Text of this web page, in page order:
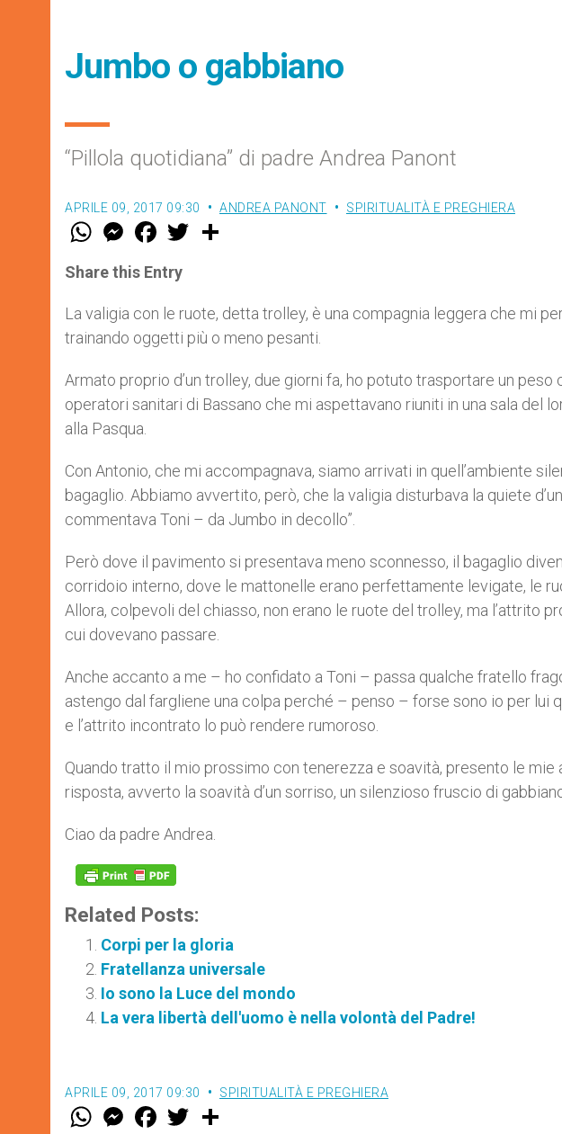
Jumbo o gabbiano
“Pillola quotidiana” di padre Andrea Panont
APRILE 09, 2017 09:30 ANDREA PANONT SPIRITUALITÀ E PREGHIERA
W
t
s
p
p
M
e
s
e
g
e
r
F
a
e
b
o
k
w
r
Share this Entry
La valigia con le ruote, detta trolley, è una compagnia leggera che mi
trainando oggetti più o meno pesanti.
Armato proprio d’un trolley, due giorni fa, ho potuto trasportare un
operatori sanitari di Bassano che mi aspettavano riuniti in una sala del
alla Pasqua.
Con Antonio, che mi accompagnava, siamo arrivati in quell’ambiente
bagaglio. Abbiamo avvertito, però, che la valigia disturbava la quiete
commentava Toni – da Jumbo in decollo”.
Però dove il pavimento si presentava meno sconnesso, il bagaglio
corridoio interno, dove le mattonelle erano perfettamente levigate, le
Allora, colpevoli del chiasso, non erano le ruote del trolley, ma l’attrito
cui dovevano passare.
Anche accanto a me – ho confidato a Toni – passa qualche fratello
astengo dal fargliene una colpa perché – penso – forse sono io per lui
e l’attrito incontrato lo può rendere rumoroso.
Quando tratto il mio prossimo con tenerezza e soavità, presento le
risposta, avverto la soavità d’un sorriso, un silenzioso fruscio di
Ciao da padre Andrea.
Related Posts:
Corpi per la gloria
Fratellanza universale
Io sono la Luce del mondo
La vera libertà dell'uomo è nella volontà del Padre!
APRILE 09, 2017 09:30 SPIRITUALITÀ E PREGHIERA
W M
e
F
a w